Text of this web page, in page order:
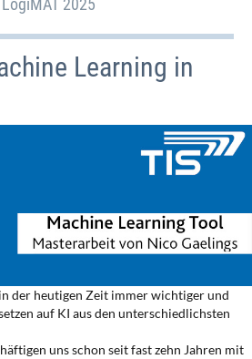
LogiMAT 2025
Learning in
der heutigen Zeit immer wichtiger und
auf KI aus den unterschiedlichsten
uns schon seit fast zehn Jahren mit